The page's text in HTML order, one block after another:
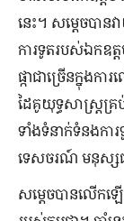
នេះ។ សម្តេចបាន
ការទូតរបស់ឯកឧត្ត
ផ្កាជាច្រើនក្នុងក
ដៃគូយុទ្ធសាស្ត្រគ្
ទាំងទំនាក់ទំនងកា
ទេសចរណ៍ មនុស្ស
សម្តេចបានលើកឡ